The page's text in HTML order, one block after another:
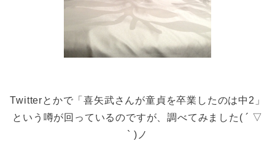
Twitterとかで「喜矢武さんが童貞を卒業したのは中2」
という噂が回っているのですが、調べてみました( ´ ▽
` )ノ